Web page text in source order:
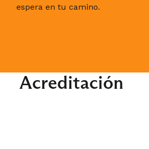
espera en tu camino.
Acreditación